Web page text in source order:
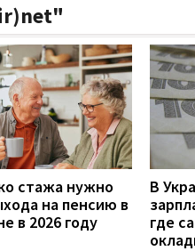
стажа нужно
на пенсию в
в 2026 году
В
где